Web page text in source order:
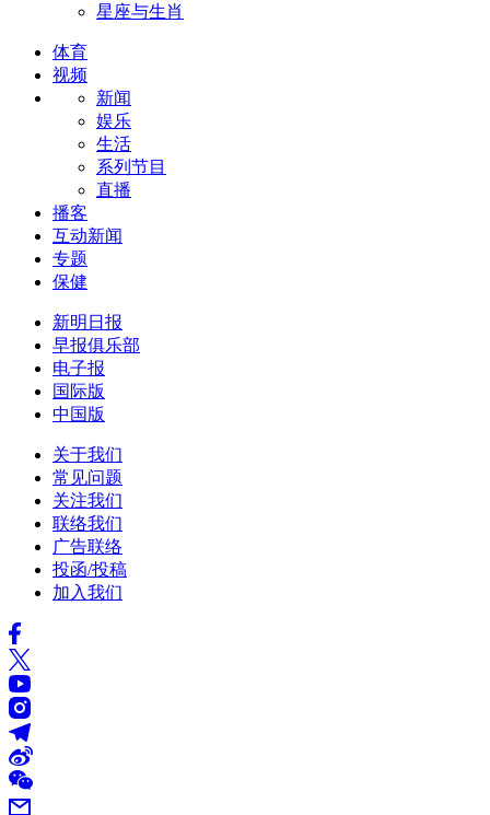
星座与生肖
体育
视频
新闻
娱乐
生活
系列节目
直播
播客
互动新闻
专题
保健
新明日报
早报俱乐部
电子报
国际版
中国版
关于我们
常见问题
关注我们
联络我们
广告联络
投函/投稿
加入我们